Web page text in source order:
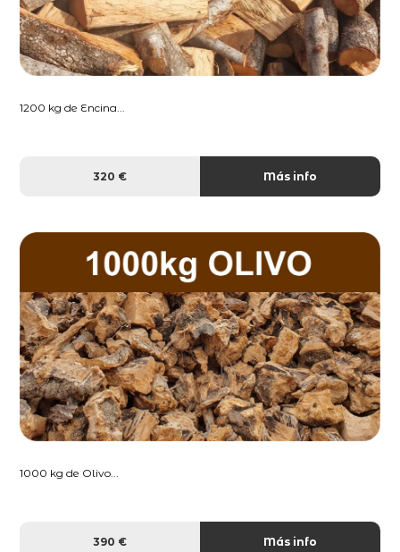
1200 kg de Encina...
320 € Más info
1000 kg de Olivo...
390 € Más info